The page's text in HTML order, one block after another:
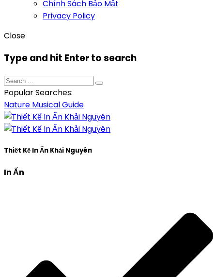
Chính Sách Bảo Mật
Privacy Policy
Close
Type and hit Enter to search
Popular Searches:
Nature MusicalGuide
Thiết Kế In Ấn Khải Nguyên
In Ấn